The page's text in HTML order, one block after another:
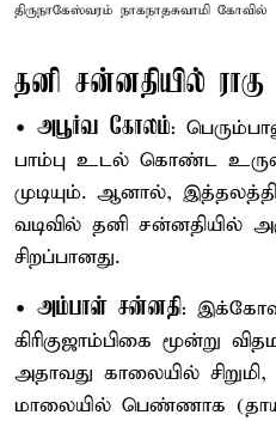
திருநாகேஸ்வரம் நாகநாதசுவாமி கோவில்
தனி சன்னதியில்
• அபூர்வ கோலம்:
பாம்பு உடல் கொண்ட
முடியும். ஆனால்,
வடிவில் தனி சன்னதியில்
சிறப்பானது.
• அம்பாள் சன்னதி:
கிரிகுஜாம்பிகை மூன்று
அதாவது காலையில்
மாலையில் பெண்ணாக